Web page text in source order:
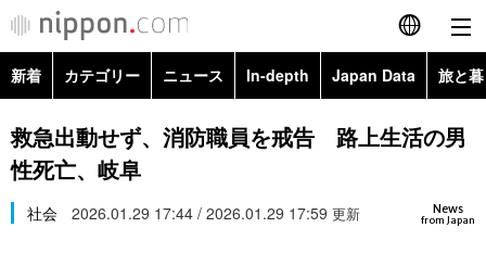
English
简体字
カテゴリー
新着 カテゴリー ニュース In-depth Japan Data 旅と
政治・外交
経済・ビジネス
Topics
救急出動せず、消防職員を戒告 路上生活の男
性死亡、岐阜
News
from Japan
社会 2026.01.29 17:44 / 2026.01.29 17:59 更新